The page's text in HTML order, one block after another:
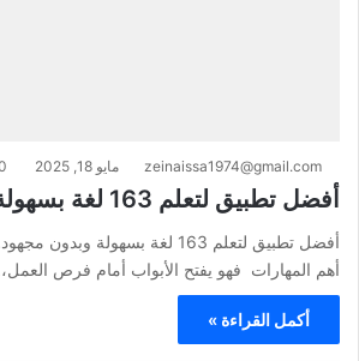
zeinaissa1974@gmail.com مايو 18, 2025
أفضل تطبيق لتعلم 163 لغة بسهولة وبدون مجهود
أفضل تطبيق لتعلم 163 لغة بسهولة
أهم المهارات فهو يفتح الأبواب أمام فرص
أكمل القراءة »